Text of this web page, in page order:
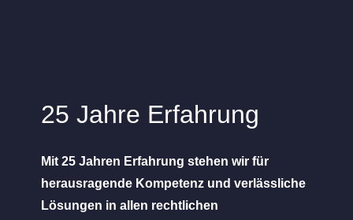
25 Jahre Erfahrung
Mit 25 Jahren Erfahrung stehen wir für
herausragende Kompetenz und verlässliche
Lösungen in allen rechtlichen